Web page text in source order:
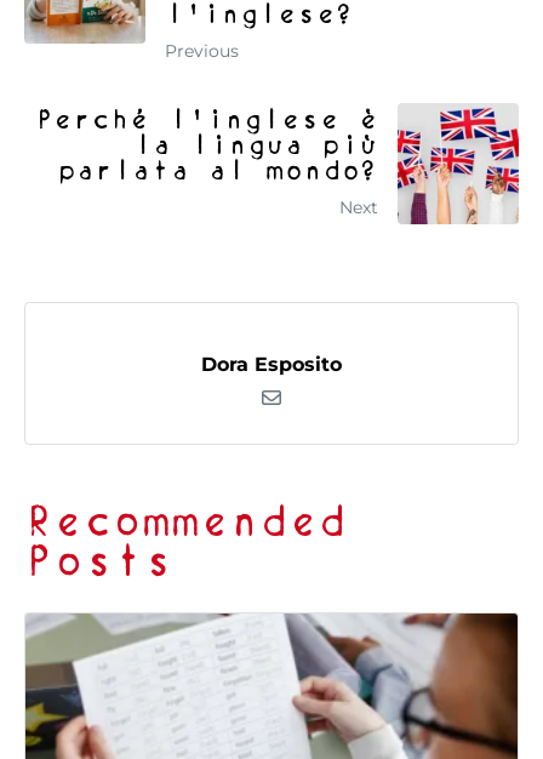
l'inglese?
Previous
Perché l'inglese è
la lingua più
parlata al mondo?
Next
Dora Esposito
Recommended
Posts